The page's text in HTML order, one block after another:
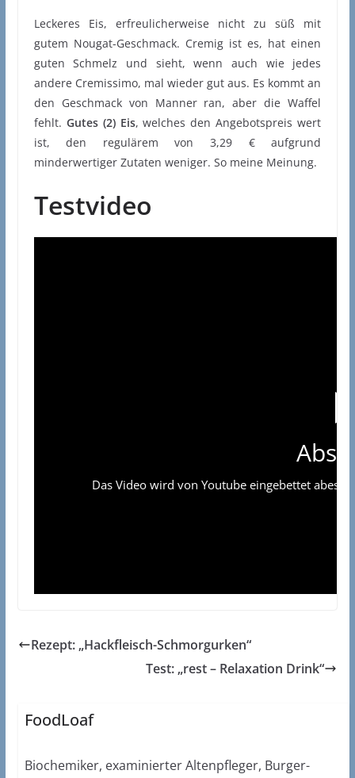
Leckeres Eis, erfreulicherweise nicht zu süß mit
gutem Nougat-Geschmack. Cremig ist es, hat einen
guten Schmelz und sieht, wenn auch wie jedes
andere Cremissimo, mal wieder gut aus. Es kommt an
den Geschmack von Manner ran, aber die Waffel
fehlt. Gutes (2) Eis, welches den Angebotspreis wert
ist, den regulärem von 3,29 € aufgrund
minderwertiger Zutaten weniger. So meine Meinung.
Testvideo
Das Video wird von Youtube eingebettet
Rezept: „Hackfleisch-Schmorgurken“
Test: „rest – Relaxation Drink“
FoodLoaf
Biochemiker, examinierter Altenpfleger, Burger-